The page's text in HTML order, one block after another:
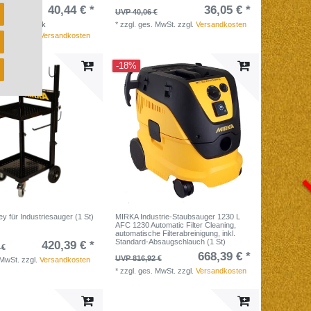
40,44 € *
€ / Stück
Versandkosten
UVP 40,06 €
36,05 € *
* zzgl. ges. MwSt. zzgl. Versandkosten
für Industriesauger (1 St)
€ 420,39 € *
zzgl. Versandkosten
-18%
MIRKA Industrie-Staubsauger 1230 L
AFC 1230 Automatic Filter Cleaning,
automatische Filterabreinigung, inkl.
Standard-Absaugschlauch (1 St)
UVP 816,92 €
668,39 € *
* zzgl. ges. MwSt. zzgl. Versandkosten